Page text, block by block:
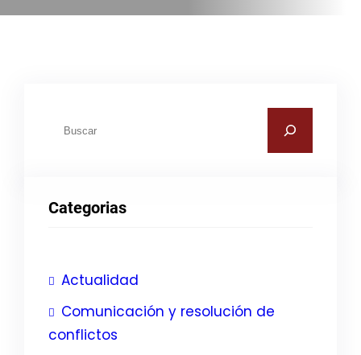
a
Categorias
Actualidad
Comunicación y resolución de
conflictos